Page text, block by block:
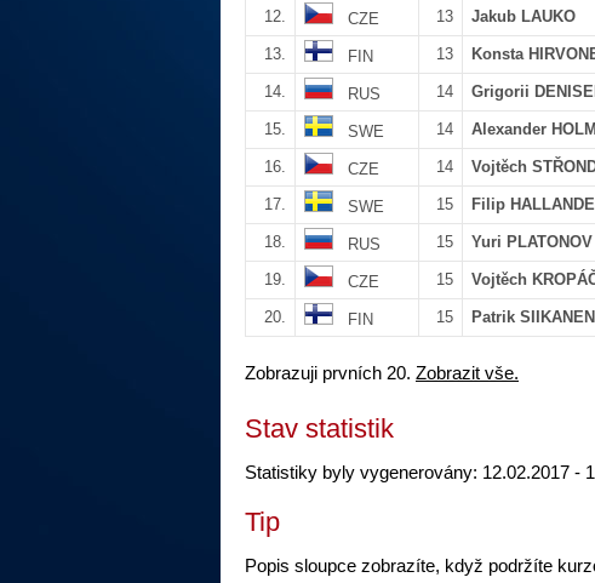
12. CZE 13 Jakub LAUKO
13. FIN 13 Konsta
14. RUS 14 Grigorii
15. SWE 14 Alexander
16. CZE 14 Vojtěch
17. SWE 15 Filip
18. RUS 15 Yuri PLATONOV
19. CZE 15 Vojtěch
20. FIN 15 Patrik SIIKANEN
Zobrazuji prvních 20. Zobrazit vše.
Stav statistik
Statistiky byly vygenerovány: 12.02.2017 -
Tip
Popis sloupce zobrazíte, když podržíte